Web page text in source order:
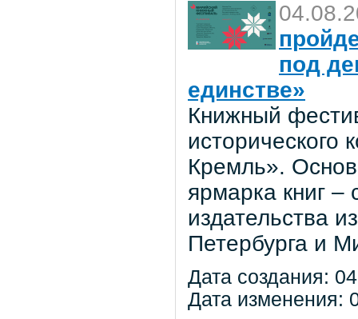
под
единстве»
Книжный
исторического
Кремль».
ярмарка книг –
издательства
Петербурга и
Дата создания:
Дата изменения: